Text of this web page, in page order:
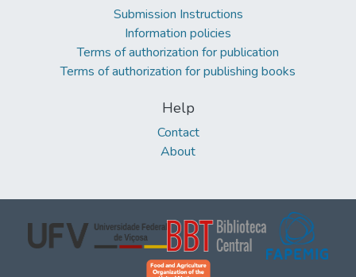
Submission Instructions
Information policies
Terms of authorization for publication
Terms of authorization for publishing books
Help
Contact
About